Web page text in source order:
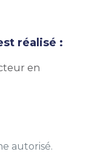
réalisé :
en
autorisé.